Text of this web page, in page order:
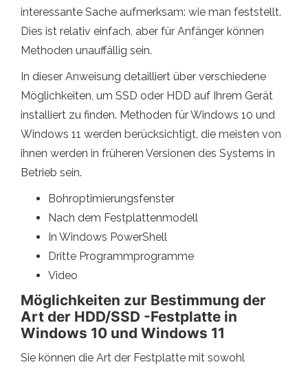
interessante Sache aufmerksam: wie man feststellt.
Dies ist relativ einfach, aber für Anfänger können
Methoden unauffällig sein.
In dieser Anweisung detailliert über verschiedene
Möglichkeiten, um SSD oder HDD auf Ihrem Gerät
installiert zu finden. Methoden für Windows 10 und
Windows 11 werden berücksichtigt, die meisten von
ihnen werden in früheren Versionen des Systems in
Betrieb sein.
Bohroptimierungsfenster
Nach dem Festplattenmodell
In Windows PowerShell
Dritte Programmprogramme
Video
Möglichkeiten zur Bestimmung der
Art der HDD/SSD -Festplatte in
Windows 10 und Windows 11
Sie können die Art der Festplatte mit sowohl